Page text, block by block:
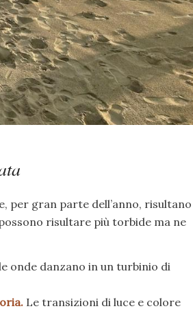
per gran parte dell’anno, risultano
risultare più torbide ma ne
onde danzano in un turbinio di
Le transizioni di luce e colore